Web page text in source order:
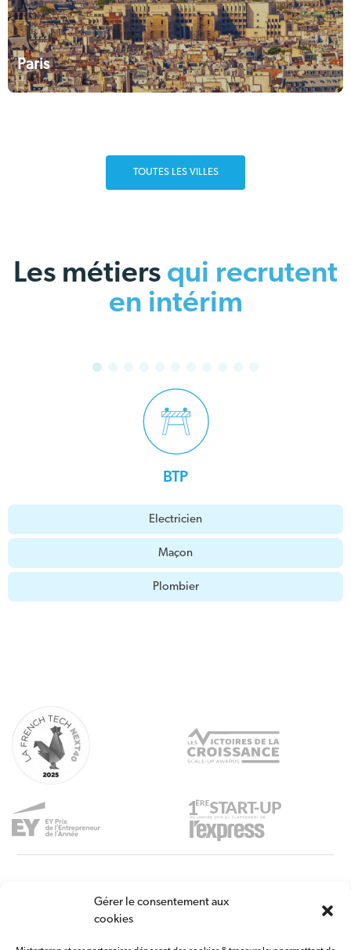
Gérer le consentement aux
cookies
Paris
TOUTES LES VILLES
Les métiers qui recrutent
en intérim
BTP
Electricien
Maçon
Plombier
NOS OFFRES